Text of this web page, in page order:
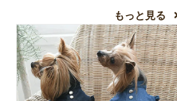
もっと見る